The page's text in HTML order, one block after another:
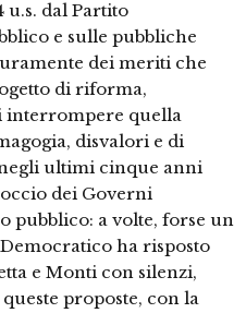
u.s. dal Partito
e sulle pubbliche
dei meriti che
di riforma,
interrompere quella
disvalori e di
ultimi cinque anni
dei Governi
pubblico: a volte, forse un
ha risposto
e Monti con silenzi,
proposte, con la